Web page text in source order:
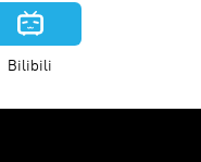
Bilibili